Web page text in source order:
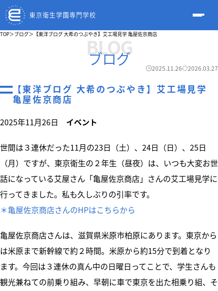
TOP＞ブログ＞ 【東洋ブログ 大希のつぶやき】艾工場見学 亀屋佐京商店
BLOG
ブログ 2025.11.26 2026.03.27
【東洋ブログ 大希のつぶやき】艾工場見学
亀屋佐京商店
2025年11月26日 イベント
世間は３連休だった11月の23日（土）、24日（日）、25日
（月）ですが、東京衛生の２年生（昼夜）は、いつも大変お世
話になっている艾屋さん「亀屋佐京商店」さんの艾工場見学に
行ってきました。私も久しぶりの引率です。
＊亀屋佐京商店さんのHPはこちらから
亀屋佐京商店さんは、滋賀県米原市柏原にあります。東京から
は米原まで新幹線で約２時間。米原から約15分で到着となり
ます。今回は３連休の真ん中の日曜日ってことで、学生さんも
観光兼ねての前乗り組み、早朝に車で東京を出た相乗り組、そ